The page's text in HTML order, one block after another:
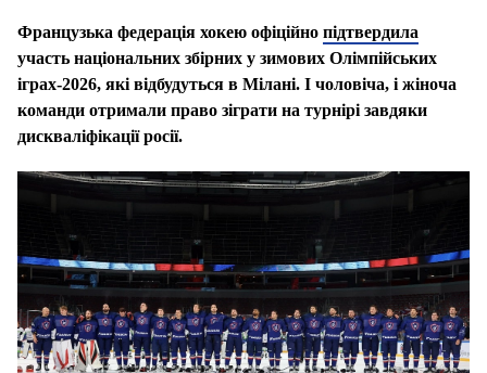
Французька федерація хокею офіційно підтвердила
участь національних збірних у зимових Олімпійських
іграх-2026, які відбудуться в Мілані. І чоловіча, і жіноча
команди отримали право зіграти на турнірі завдяки
дискваліфікації росії.